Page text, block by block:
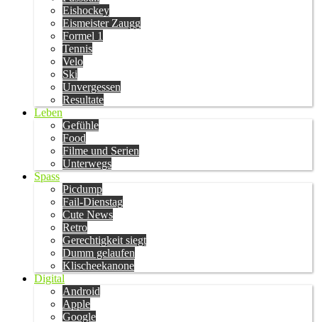
Eishockey
Eismeister Zaugg
Formel 1
Tennis
Velo
Ski
Unvergessen
Resultate
Leben
Gefühle
Food
Filme und Serien
Unterwegs
Spass
Picdump
Fail-Dienstag
Cute News
Retro
Gerechtigkeit siegt
Dumm gelaufen
Klischeekanone
Digital
Android
Apple
Google